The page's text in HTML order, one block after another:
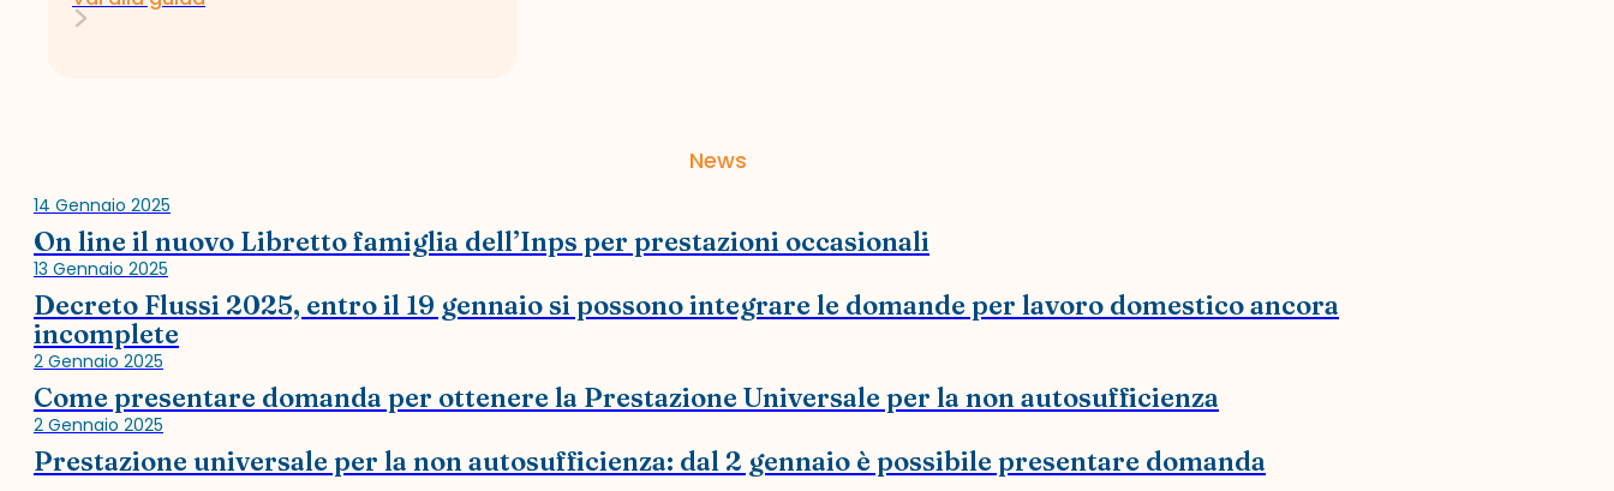
News
14 Gennaio 2025
On line il nuovo Libretto famiglia dell’Inps per prestazioni occasionali
13 Gennaio 2025
Decreto Flussi 2025, entro il 19 gennaio si possono integrare le domande per lavoro domestico ancora
incomplete
2 Gennaio 2025
Come presentare domanda per ottenere la Prestazione Universale per la non autosufficienza
2 Gennaio 2025
Prestazione universale per la non autosufficienza: dal 2 gennaio è possibile presentare domanda